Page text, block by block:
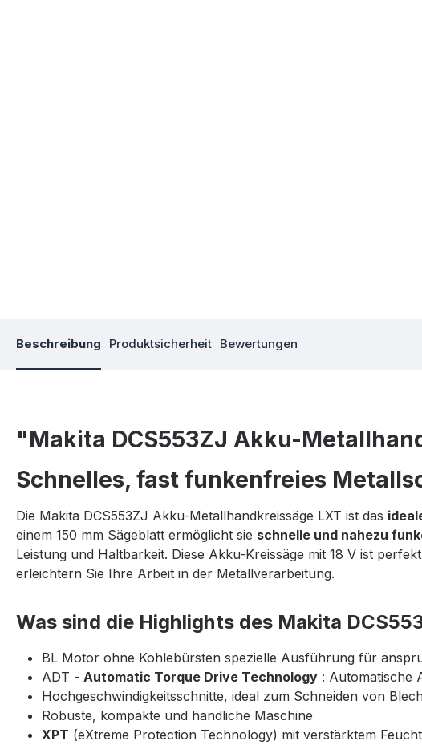
Beschreibung Produktsicherheit Bewertungen
"Makita DCS553ZJ Akku-
Schnelles, fast funkenfreies
Die Makita DCS553ZJ Akku-Metallhandkreissäge LXT ist das
einem 150 mm Sägeblatt ermöglicht sie schnelle und nahezu
Leistung und Haltbarkeit. Diese Akku-Kreissäge mit 18 V ist
erleichtern Sie Ihre Arbeit in der Metallverarbeitung.
Was sind die Highlights des Makita
BL Motor ohne Kohlebürsten spezielle Ausführung für
ADT - Automatic Torque Drive Technology : Automatische
Hochgeschwindigkeitsschnitte, ideal zum Schneiden von
Robuste, kompakte und handliche Maschine
XPT (eXtreme Protection Technology) mit verstärktem